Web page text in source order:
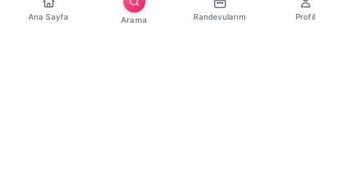
Ana Sayfa Arama Randevularım Profil